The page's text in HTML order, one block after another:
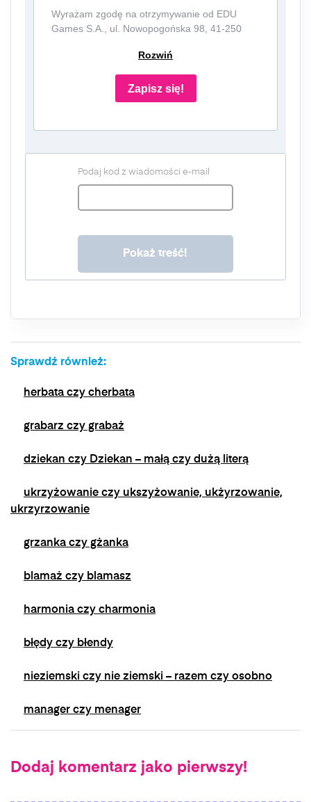
Wyrażam zgodę na otrzymywanie od EDU
Games S.A., ul. Nowopogońska 98, 41-250
REGON: 387109330 (dalej jako
"Administrator") newslettera, czyli informacji o
tematyce związanej z edukacją i szkolnictwem
oraz ofert handlowych lub/ i reklamowych za
telefonicznej. Podanie danych jest dobrowolne,
danych to wyrażenie zgody, zgodnie z art. 6
ust. 1 lit. a. RODO. Twoje dane będą
sprostowania, usunięcia, ograniczenia
przetwarzania, prawo do przenoszenia danych,
bez wpływu na zgodność z prawem
jest możliwe poprzez kontakt z Administratorem
naciśniecie przycisku "wypisz się" znajdującego
Rozwiń
Zapisz się!
Podaj kod z wiadomości e-mail
Sprawdź również:
herbata czy cherbata
grabarz czy grabaż
dziekan czy Dziekan – małą czy dużą literą
ukrzyżowanie czy ukszyżowanie, ukżyrzowanie,
ukrzyrzowanie
grzanka czy gżanka
blamaż czy blamasz
harmonia czy charmonia
błędy czy błendy
nieziemski czy nie ziemski – razem czy osobno
manager czy menager
Dodaj komentarz jako pierwszy!